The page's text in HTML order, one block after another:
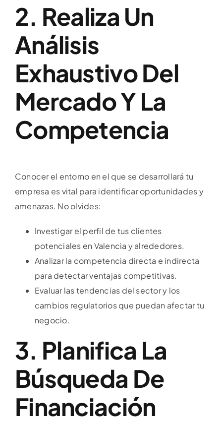
2. Realiza Un
Análisis
Exhaustivo Del
Mercado Y La
Competencia
Conocer el entorno en el que se desarrollará tu
empresa es vital para identificar oportunidades y
amenazas. No olvides:
Investigar el perfil de tus clientes
potenciales en Valencia y alrededores.
Analizar la competencia directa e indirecta
para detectar ventajas competitivas.
Evaluar las tendencias del sector y los
cambios regulatorios que puedan afectar tu
negocio.
3. Planifica La
Búsqueda De
Financiación